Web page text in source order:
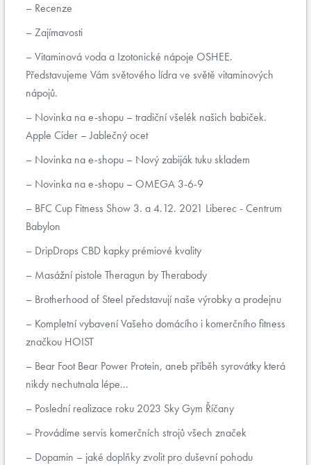
Recenze
Zajímavosti
Vitaminová voda a Izotonické nápoje OSHEE.
Představujeme Vám světového lídra ve světě vitaminových
nápojů.
Novinka na e-shopu – tradiční všelék našich babiček.
Apple Cider – Jablečný ocet
Novinka na e-shopu – Nový zabiják tuku skladem
Novinka na e-shopu – OMEGA 3-6-9
BFC Cup Fitness Show 3. a 4.12. 2021 Liberec - Centrum
Babylon
DripDrops CBD kapky prémiové kvality
Masážní pistole Theragun by Therabody
Brotherhood of Steel představují naše výrobky a prodejnu
Kompletní vybavení Vašeho domácího i komerčního fitness
značkou HOIST
Bear Foot Bear Power Protein, aneb příběh syrovátky která
nikdy nechutnala lépe...
Poslední realizace roku 2023 Sky Gym Říčany
Provádíme servis komerčních strojů všech značek
Dopamin – jaké doplňky zvolit pro duševní pohodu